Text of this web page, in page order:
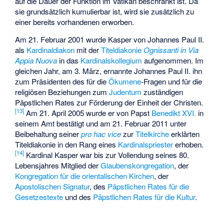
sie grundsätzlich kumulierbar ist, wird sie zusätzlich zu
einer bereits vorhandenen erworben.
Am 21. Februar 2001 wurde Kasper von Johannes Paul II.
als Kardinaldiakon mit derTiteldiakonie Ognissanti in Via
Appia Nuova in das Kardinalskollegium aufgenommen. Im
gleichen Jahr, am 3. März, ernannte Johannes Paul II. ihn
zum Präsidenten des für dieÖkumene-Fragen und für die
religiösen Beziehungen zumJudentum zuständigen
Päpstlichen Rates zur Förderung der Einheit der Christen.
[13] Am 21. April 2005 wurde er von Papst Benedikt XVI. in
seinem Amt bestätigt und am 21. Februar 2011 unter
Beibehaltung seinerpro hac vicezurTitelkircheerklärten
Titeldiakonie in den Rang eines Kardinalspriestererhoben.
[14] Kardinal Kasper war bis zur Vollendung seines 80.
Lebensjahres Mitglied derGlaubenskongregation, der
Kongregation für die orientalischen Kirchen, der
Apostolischen Signatur, des Päpstlichen Rates für die
Gesetzestexte und des Päpstlichen Rates für die Kultur.